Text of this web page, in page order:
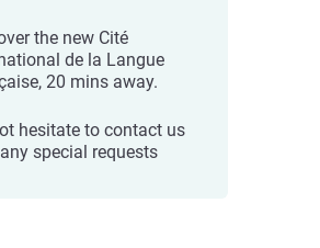
the new Cité
de la Langue
20 mins away.
hesitate to contact us
special requests